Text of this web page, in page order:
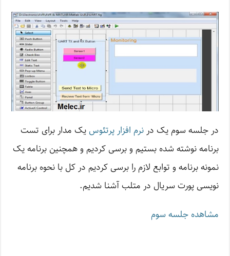
در جلسه سوم یک درنرم افزار پرتئوس یک مدار برای تست
برنامه نوشته شده بستیم و برسی کردیم و همچنین برنامه یک
نمونه برنامه و توابع لازم را برسی کردیم در کل با نحوه برنامه
نویسی پورت سریال در متلب آشنا شدیم.
مشاهده جلسه سوم